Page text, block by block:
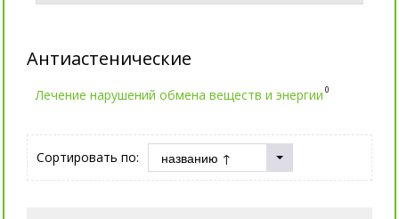
Антиастенические
Лечение нарушений обмена веществ и энергии 0
Сортировать по: